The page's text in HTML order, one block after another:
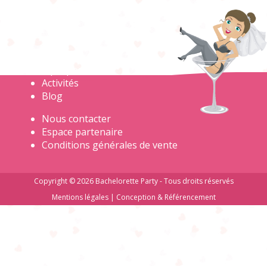
Activités
Blog
Nous contacter
Espace partenaire
Conditions générales de vente
Copyright © 2026 Bachelorette Party - Tous droits réservés
Mentions légales| Conception & Référencement